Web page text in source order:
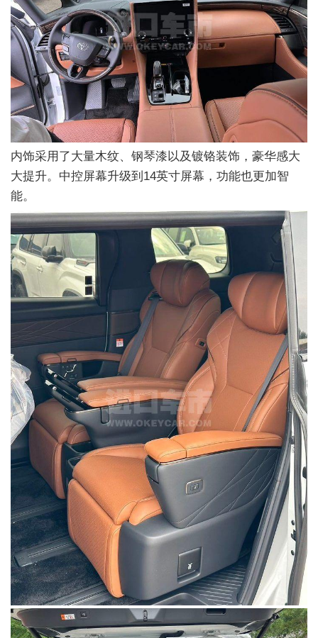
内饰采用了大量木纹、钢琴漆以及镀铬装饰，豪华感大
大提升。中控屏幕升级到14英寸屏幕，功能也更加智
能。